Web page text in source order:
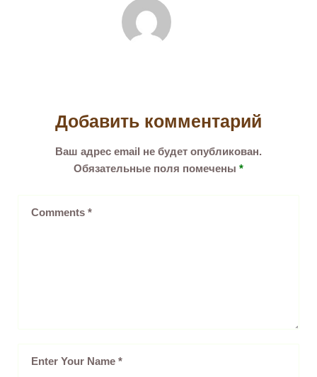
Добавить комментарий
Ваш адрес email не будет опубликован.
Обязательные поля помечены *